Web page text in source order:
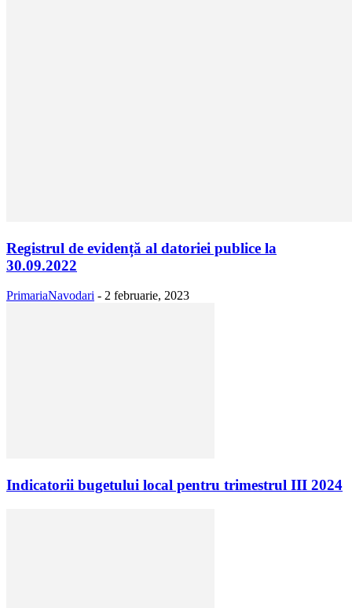
Registrul de evidență al datoriei publice la
30.09.2022
PrimariaNavodari - 2 februarie, 2023
Indicatorii bugetului local pentru trimestrul III 2024